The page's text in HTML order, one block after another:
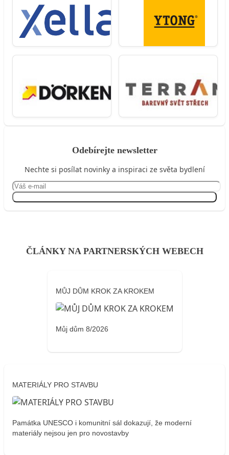
Odebírejte newsletter
Nechte si posílat novinky a inspiraci ze světa bydlení
ČLÁNKY NA PARTNERSKÝCH WEBECH
MŮJ DŮM KROK ZA KROKEM
Můj dům 8/2026
MATERIÁLY PRO STAVBU
Památka UNESCO i komunitní sál dokazují, že moderní
materiály nejsou jen pro novostavby